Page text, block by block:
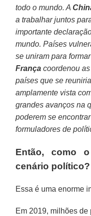
todo o mundo. A
a trabalhar juntos
importante
mundo. Países
se uniram para
França coordenou
países que se
amplamente vista
grandes avanços na
poderem se
formuladores de
Então, como
cenário político?
Essa é uma enorme
Em 2019, milhões de